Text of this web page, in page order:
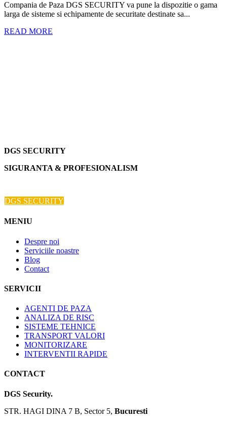
Compania de Paza DGS SECURITY va pune la dispozitie o gama
larga de sisteme si echipamente de securitate destinate sa...
READ MORE
DGS SECURITY
SIGURANTA & PROFESIONALISM
DGS SECURITY
MENIU
Despre noi
Serviciile noastre
Blog
Contact
SERVICII
AGENTI DE PAZA
ANALIZA DE RISC
SISTEME TEHNICE
TRANSPORT VALORI
MONITORIZARE
INTERVENTII RAPIDE
CONTACT
DGS Security.
STR. HAGI DINA 7 B, Sector 5, Bucuresti